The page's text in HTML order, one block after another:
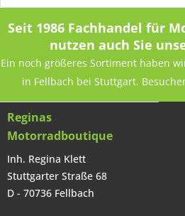
Seit 1986 Fachhandel für
nutzen auch Sie
Ein noch größeres Sortiment haben
in Fellbach bei Stuttgart.
Reginas
Motorradboutique
Inh. Regina Klett
Stuttgarter Straße 68
D - 70736 Fellbach